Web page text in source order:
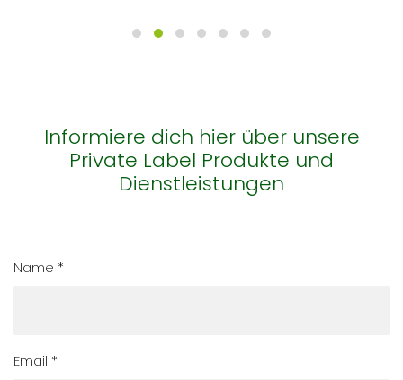
Informiere dich hier über unsere
Private Label Produkte und
Dienstleistungen
Name *
Email *